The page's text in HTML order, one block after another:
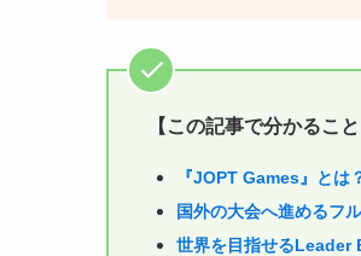
【この記事で分かること
『JOPT Games』とは
国外の大会へ進めるフ
世界を目指せるLeader